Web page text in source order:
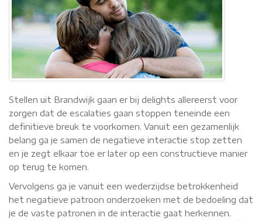
Stellen uit Brandwijk gaan er bij delights allereerst voor
zorgen dat de escalaties gaan stoppen teneinde een
definitieve breuk te voorkomen. Vanuit een gezamenlijk
belang ga je samen de negatieve interactie stop zetten
en je zegt elkaar toe er later op een constructieve manier
op terug te komen.
Vervolgens ga je vanuit een wederzijdse betrokkenheid
het negatieve patroon onderzoeken met de bedoeling dat
je de vaste patronen in de interactie gaat herkennen.